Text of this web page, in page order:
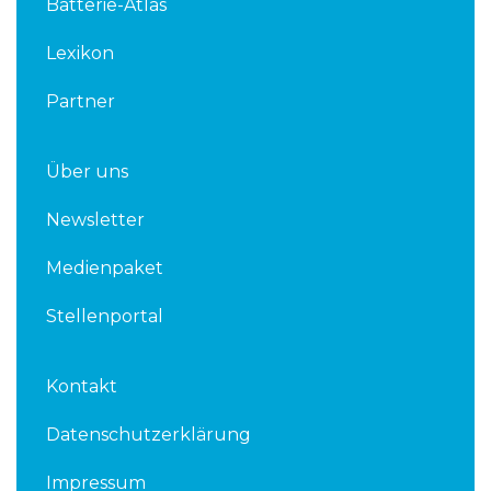
Batterie-Atlas
Lexikon
Partner
Über uns
Newsletter
Medienpaket
Stellenportal
Kontakt
Datenschutzerklärung
Impressum